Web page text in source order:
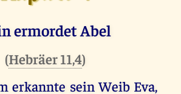
ermordet Abel
(Hebräer 11,4)
erkannte seinWeib Eva,